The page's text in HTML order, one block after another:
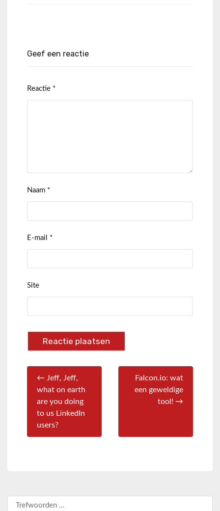
Geef een reactie
Reactie *
Naam *
E-mail *
Site
← Jeff, Jeff,
what on earth
are you doing
to us LinkedIn
users?
Falcon.io: wat
een geweldige
tool! →
Zoeken naar: